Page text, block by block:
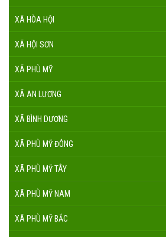
XÃ HÒA HỘI
XÃ HỘI SƠN
XÃ PHÙ MỸ
XÃ AN LƯƠNG
XÃ BÌNH DƯƠNG
XÃ PHÙ MỸ ĐÔNG
XÃ PHÙ MỸ TÂY
XÃ PHÙ MỸ NAM
XÃ PHÙ MỸ BẮC